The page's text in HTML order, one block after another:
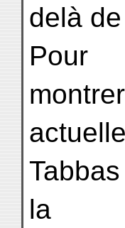
delà
Pour
la